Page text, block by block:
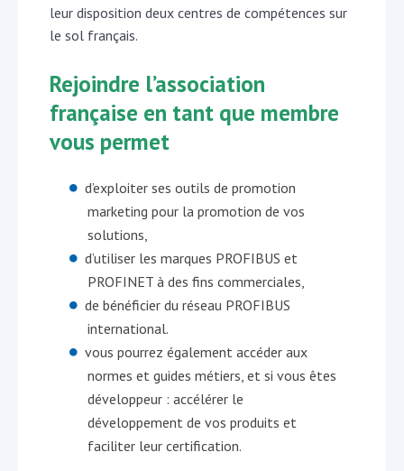
leur disposition deux centres de compétences sur
le sol français.
Rejoindre l’association
française en tant que membre
vous permet
d’exploiter ses outils de promotion
marketing pour la promotion de vos
solutions,
d’utiliser les marques PROFIBUS et
PROFINET à des fins commerciales,
de bénéficier du réseau PROFIBUS
international.
vous pourrez également accéder aux
normes et guides métiers, et si vous êtes
développeur : accélérer le
développement de vos produits et
faciliter leur certification.